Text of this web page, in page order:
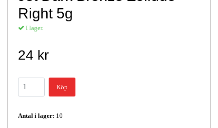
Right 5g
I lager.
24 kr
Köp
Antal i lager: 10